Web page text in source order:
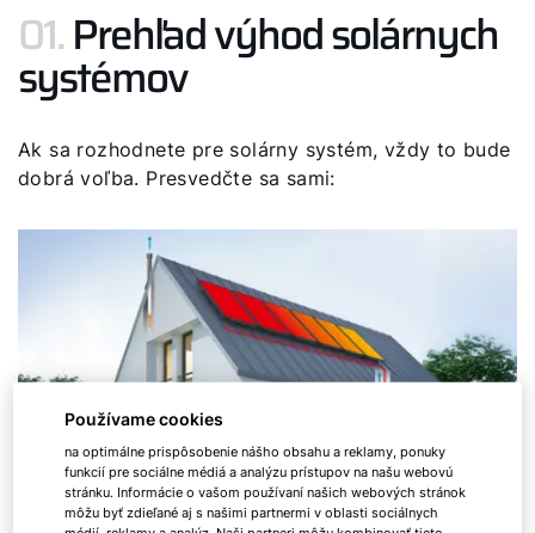
01.Prehľad výhod solárnych
systémov
Ak sa rozhodnete pre solárny systém, vždy to bude
dobrá voľba. Presvedčte sa sami:
Používame cookies
na optimálne prispôsobenie nášho obsahu a reklamy, ponuky
funkcií pre sociálne médiá a analýzu prístupov na našu webovú
stránku. Informácie o vašom používaní našich webových stránok
môžu byť zdieľané aj s našimi partnermi v oblasti sociálnych